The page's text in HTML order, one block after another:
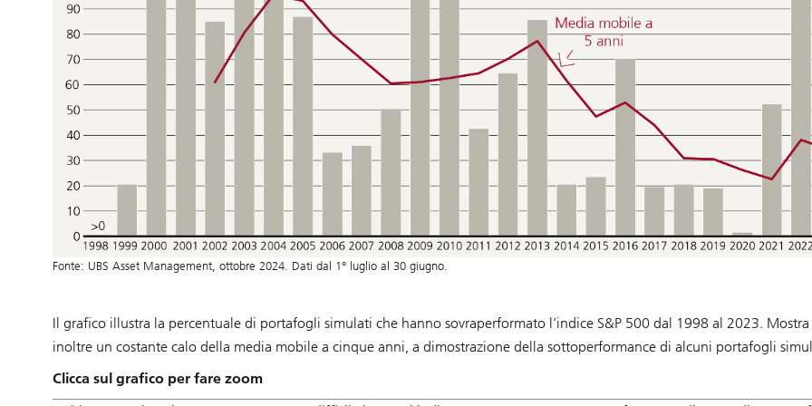
Fonte: UBS Asset Management, ottobre 2024. Dati dal 1° luglio al 30 giugno.
Il grafico illustra la percentuale di portafogli simulati che hanno sovraperformato l’indice S&P 500 dal 1998 al 2023. Mostra
inoltre un costante calo della media mobile a cinque anni, a dimostrazione della sottoperformance di alcuni portafogli
Clicca sul grafico per fare zoom